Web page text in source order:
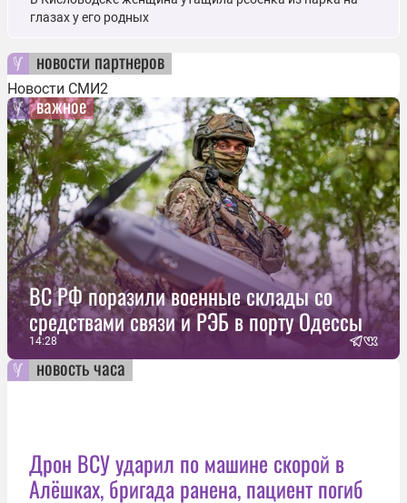
глазах у его родных
новости партнеров
Новости СМИ2
важное
ВС РФ поразили военные склады со
средствами связи и РЭБ в порту Одессы
14:28
новость часа
Дрон ВСУ ударил по машине скорой в
Алёшках, бригада ранена, пациент погиб